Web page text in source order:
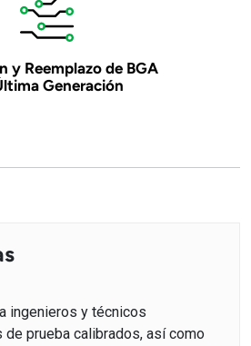
y Reemplazo de BGA
Generación
ingenieros y técnicos
prueba calibrados, así como